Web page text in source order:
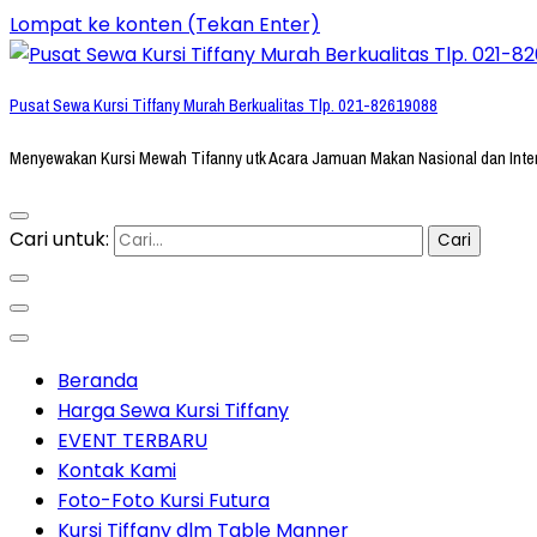
Lompat ke konten (Tekan Enter)
Pusat Sewa Kursi Tiffany Murah Berkualitas Tlp. 021-82619088
Menyewakan Kursi Mewah Tifanny utk Acara Jamuan Makan Nasional dan
Cari untuk:
Beranda
Harga Sewa Kursi Tiffany
EVENT TERBARU
Kontak Kami
Foto-Foto Kursi Futura
Kursi Tiffany dlm Table Manner